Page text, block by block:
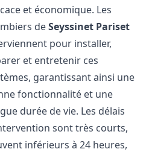
et économique. Les
deSeyssinet Pariset
pour installer,
et entretenir ces
garantissant ainsi une
fonctionnalité et une
durée de vie. Les délais
sont très courts,
inférieurs à 24 heures,